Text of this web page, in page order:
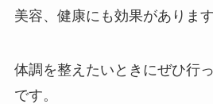
美容、健康にも効果があります
体調を整えたいときにぜひ行
です。